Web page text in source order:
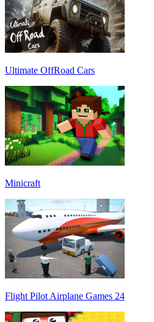
Ultimate OffRoad Cars
Minicraft
Flight Pilot Airplane Games 24